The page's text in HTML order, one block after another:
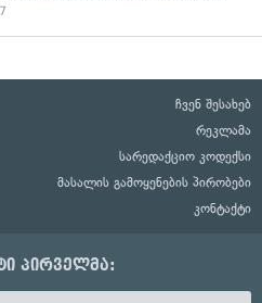
ჩვენ შესახებ
რეკლამა
სარედაქციო კოდექსი
მასალის გამოყენების პირობები
კონტაქტი
პირველმა: